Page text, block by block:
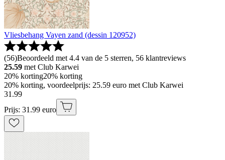
Vliesbehang Vayen zand (dessin 120952)
(56)Beoordeeld met 4.4 van de 5 sterren, 56 klantreviews
25.59 met Club Karwei
20% korting20% korting
20% korting, voordeelprijs: 25.59 euro met Club Karwei
31 .99
Prijs: 31.99 euro